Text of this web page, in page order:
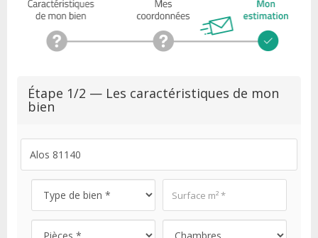
Étape 1/2 — Les caractéristiques de mon
bien